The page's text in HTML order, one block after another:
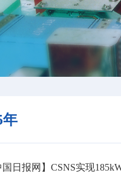
年
国日报网】CSNS实现